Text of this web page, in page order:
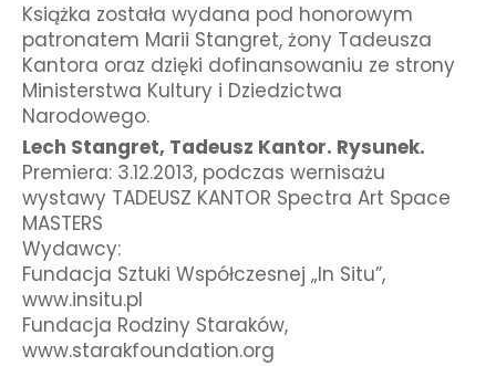
Książka została wydana pod honorowym
patronatem Marii Stangret, żony Tadeusza
Kantora oraz dzięki dofinansowaniu ze strony
Ministerstwa Kultury i Dziedzictwa
Narodowego.
Lech Stangret, Tadeusz Kantor. Rysunek.
Premiera: 3.12.2013, podczas wernisażu
wystawy TADEUSZ KANTOR Spectra Art Space
MASTERS
Wydawcy:
Fundacja Sztuki Współczesnej „In Situ”,
www.insitu.pl
Fundacja Rodziny Staraków,
www.starakfoundation.org